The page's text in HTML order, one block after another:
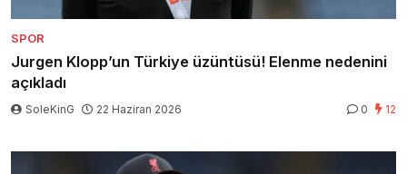
SPOR
Jurgen Klopp’un Türkiye üzüntüsü! Elenme nedenini
açıkladı
SoleKinG 22 Haziran 2026 0 12